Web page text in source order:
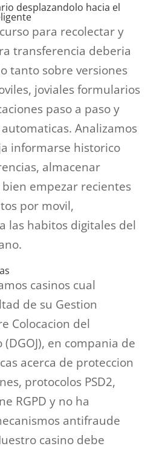
desplazandolo hacia el
para recolectar y
transferencia deberia
tanto sobre versiones
joviales formularios
paso a paso y
Analizamos
informarse historico
almacenar
empezar recientes
por movil,
las habitos digitales del
casinos cual
de su Gestion
Colocacion del
en compania de
acerca de proteccion
protocolos PSD2,
RGPD y no ha
antifraude
casino debe